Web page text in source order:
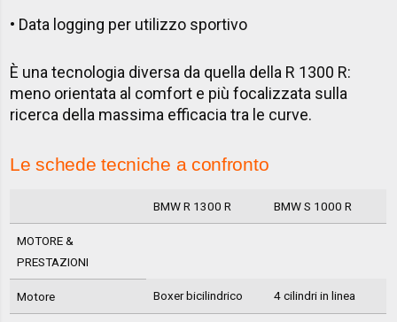
• Data logging per utilizzo sportivo
È una tecnologia diversa da quella della R 1300 R:
meno orientata al comfort e più focalizzata sulla
ricerca della massima efficacia tra le curve.
Le schede tecniche a confronto
BMW R 1300 R BMW S 1000 R
MOTORE &
PRESTAZIONI
Motore Boxer bicilindrico 4 cilindri in linea